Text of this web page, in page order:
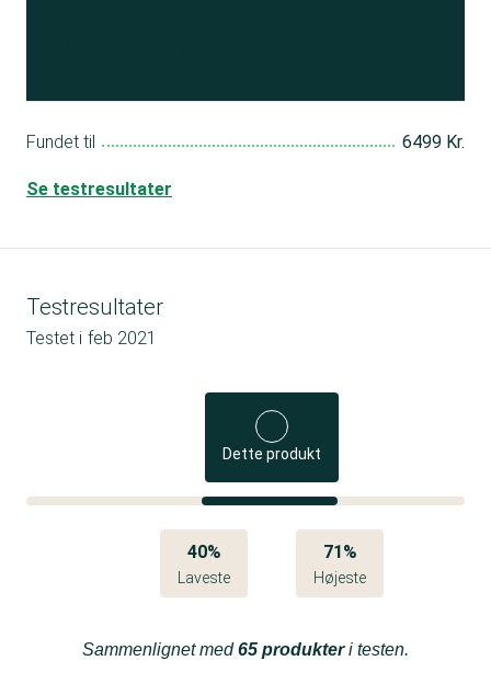
Fundet til 6499 Kr.
Se testresultater
Testresultater
Testet i feb 2021
Dette produkt
40%
Laveste
71%
Højeste
Sammenlignet med65 produkteri testen.